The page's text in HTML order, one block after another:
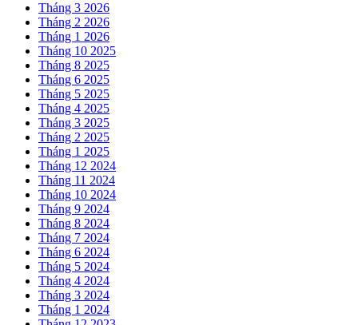
Tháng 3 2026
Tháng 2 2026
Tháng 1 2026
Tháng 10 2025
Tháng 8 2025
Tháng 6 2025
Tháng 5 2025
Tháng 4 2025
Tháng 3 2025
Tháng 2 2025
Tháng 1 2025
Tháng 12 2024
Tháng 11 2024
Tháng 10 2024
Tháng 9 2024
Tháng 8 2024
Tháng 7 2024
Tháng 6 2024
Tháng 5 2024
Tháng 4 2024
Tháng 3 2024
Tháng 1 2024